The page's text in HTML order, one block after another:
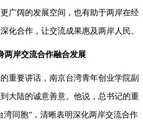
广阔的发展空间，也有助于两岸在经
化合作，让交流成果惠及两岸人民。
两岸交流合作融合发展
要讲话，南京台湾青年创业学院副
大陆的诚意善意。他说，总书记的重
湾同胞”，清晰表明深化两岸交流合作